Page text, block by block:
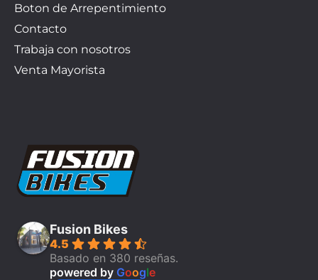
Boton de Arrepentimiento
Contacto
Trabaja con nosotros
Venta Mayorista
Fusion Bikes
4.5
Basado en 380 reseñas.
powered by Google